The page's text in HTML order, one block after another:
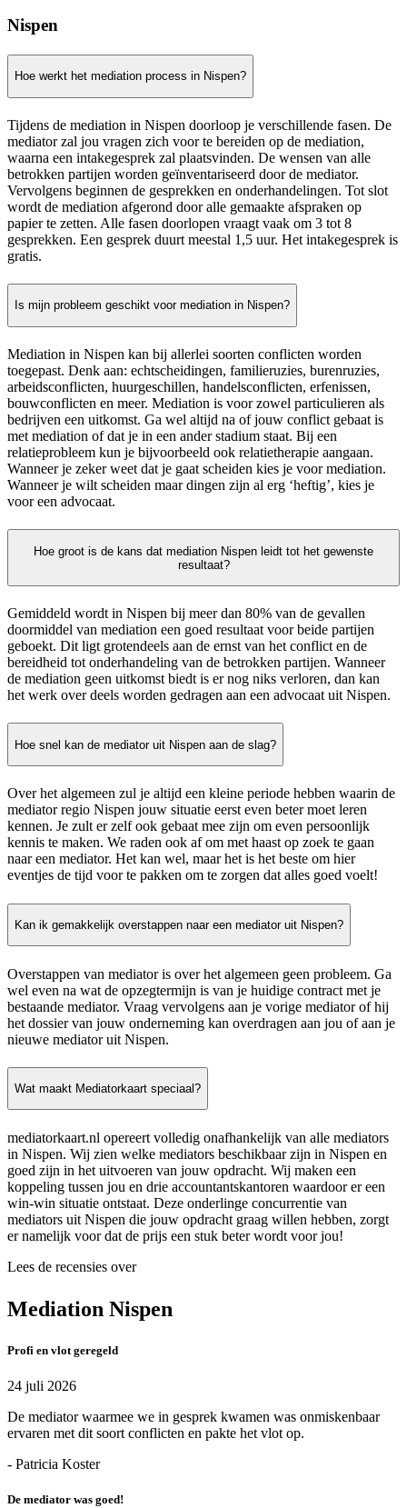
Nispen
Hoe werkt het mediation process in Nispen?
Tijdens de mediation in Nispen doorloop je verschillende fasen. De
mediator zal jou vragen zich voor te bereiden op de mediation,
waarna een intakegesprek zal plaatsvinden. De wensen van alle
betrokken partijen worden geïnventariseerd door de mediator.
Vervolgens beginnen de gesprekken en onderhandelingen. Tot slot
wordt de mediation afgerond door alle gemaakte afspraken op
papier te zetten. Alle fasen doorlopen vraagt vaak om 3 tot 8
gesprekken. Een gesprek duurt meestal 1,5 uur. Het intakegesprek is
gratis.
Is mijn probleem geschikt voor mediation in Nispen?
Mediation in Nispen kan bij allerlei soorten conflicten worden
toegepast. Denk aan: echtscheidingen, familieruzies, burenruzies,
arbeidsconflicten, huurgeschillen, handelsconflicten, erfenissen,
bouwconflicten en meer. Mediation is voor zowel particulieren als
bedrijven een uitkomst. Ga wel altijd na of jouw conflict gebaat is
met mediation of dat je in een ander stadium staat. Bij een
relatieprobleem kun je bijvoorbeeld ook relatietherapie aangaan.
Wanneer je zeker weet dat je gaat scheiden kies je voor mediation.
Wanneer je wilt scheiden maar dingen zijn al erg ‘heftig’, kies je
voor een advocaat.
Hoe groot is de kans dat mediation Nispen leidt tot het gewenste
resultaat?
Gemiddeld wordt in Nispen bij meer dan 80% van de gevallen
doormiddel van mediation een goed resultaat voor beide partijen
geboekt. Dit ligt grotendeels aan de ernst van het conflict en de
bereidheid tot onderhandeling van de betrokken partijen. Wanneer
de mediation geen uitkomst biedt is er nog niks verloren, dan kan
het werk over deels worden gedragen aan een advocaat uit Nispen.
Hoe snel kan de mediator uit Nispen aan de slag?
Over het algemeen zul je altijd een kleine periode hebben waarin de
mediator regio Nispen jouw situatie eerst even beter moet leren
kennen. Je zult er zelf ook gebaat mee zijn om even persoonlijk
kennis te maken. We raden ook af om met haast op zoek te gaan
naar een mediator. Het kan wel, maar het is het beste om hier
eventjes de tijd voor te pakken om te zorgen dat alles goed voelt!
Kan ik gemakkelijk overstappen naar een mediator uit Nispen?
Overstappen van mediator is over het algemeen geen probleem. Ga
wel even na wat de opzegtermijn is van je huidige contract met je
bestaande mediator. Vraag vervolgens aan je vorige mediator of hij
het dossier van jouw onderneming kan overdragen aan jou of aan je
nieuwe mediator uit Nispen.
Wat maakt Mediatorkaart speciaal?
mediatorkaart.nl opereert volledig onafhankelijk van alle mediators
in Nispen. Wij zien welke mediators beschikbaar zijn in Nispen en
goed zijn in het uitvoeren van jouw opdracht. Wij maken een
koppeling tussen jou en drie accountantskantoren waardoor er een
win-win situatie ontstaat. Deze onderlinge concurrentie van
mediators uit Nispen die jouw opdracht graag willen hebben, zorgt
er namelijk voor dat de prijs een stuk beter wordt voor jou!
Lees de recensies over
Mediation Nispen
Profi en vlot geregeld
24 juli 2026
De mediator waarmee we in gesprek kwamen was onmiskenbaar
ervaren met dit soort conflicten en pakte het vlot op.
- Patricia Koster
De mediator was goed!